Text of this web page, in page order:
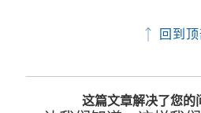
窗
口
回到
这篇文章解决了您的